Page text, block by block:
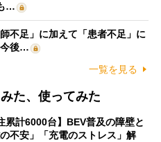
…
不足」に加えて「患者不足」に
後…
一覧を見る
た、使ってみた
累計6000台】BEV普及の障壁と
不安」「充電のストレス」解